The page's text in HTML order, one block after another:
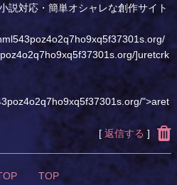
説対応・簡単オシャレな創作サイト
]uretcrk
">aret
[ 返信する ]
TOP